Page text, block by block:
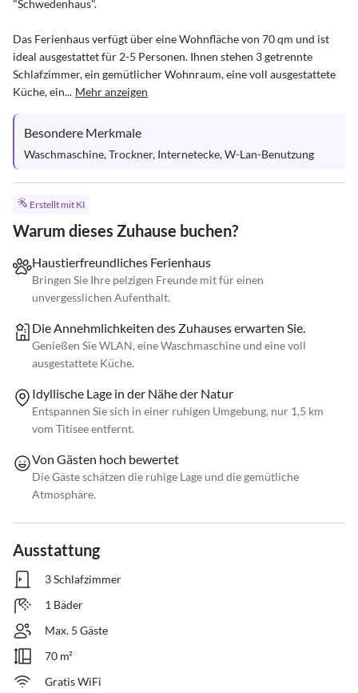
"Schwedenhaus".
Das Ferienhaus verfügt über eine Wohnfläche von 70 qm und ist
ideal ausgestattet für 2-5 Personen. Ihnen stehen 3 getrennte
Schlafzimmer, ein gemütlicher Wohnraum, eine voll ausgestattete
Küche, ein... Mehr anzeigen
Besondere Merkmale
Waschmaschine, Trockner, Internetecke, W-Lan-Benutzung
Erstellt mit KI
Warum dieses Zuhause buchen?
Haustierfreundliches Ferienhaus
Bringen Sie Ihre pelzigen Freunde mit für einen
unvergesslichen Aufenthalt.
Die Annehmlichkeiten des Zuhauses erwarten Sie.
Genießen Sie WLAN, eine Waschmaschine und eine voll
ausgestattete Küche.
Idyllische Lage in der Nähe der Natur
Entspannen Sie sich in einer ruhigen Umgebung, nur 1,5 km
vom Titisee entfernt.
Von Gästen hoch bewertet
Die Gäste schätzen die ruhige Lage und die gemütliche
Atmosphäre.
Ausstattung
3 Schlafzimmer
1 Bäder
Max. 5 Gäste
70 m²
Gratis WiFi